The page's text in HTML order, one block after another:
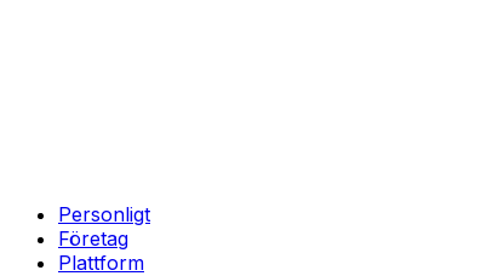
Personligt
Företag
Plattform